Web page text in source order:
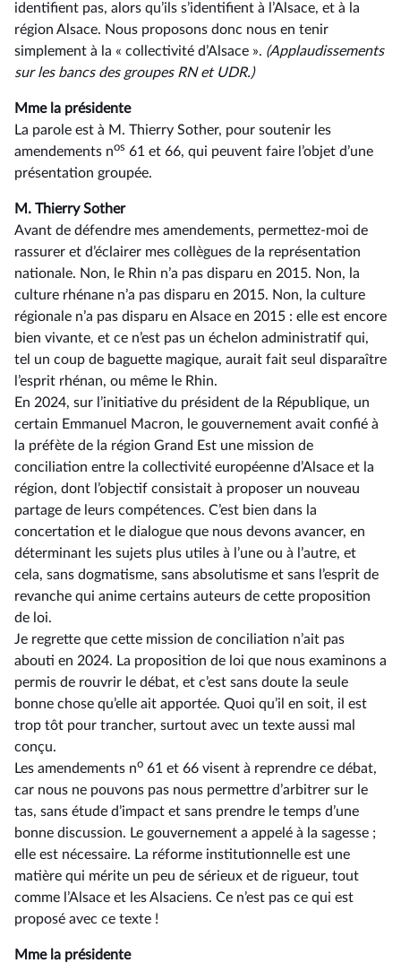
identifient pas, alors qu’ils s’identifient à l’Alsace, et à la
région Alsace. Nous proposons donc nous en tenir
simplement à la « collectivité d’Alsace ». (Applaudissements
sur les bancs des groupes RN et UDR.)
Mme la présidente
La parole est à M. Thierry Sother, pour soutenir les
amendements nos 61 et 66, qui peuvent faire l’objet d’une
présentation groupée.
M. Thierry Sother
Avant de défendre mes amendements, permettez-moi de
rassurer et d’éclairer mes collègues de la représentation
nationale. Non, le Rhin n’a pas disparu en 2015. Non, la
culture rhénane n’a pas disparu en 2015. Non, la culture
régionale n’a pas disparu en Alsace en 2015 : elle est encore
bien vivante, et ce n’est pas un échelon administratif qui,
tel un coup de baguette magique, aurait fait seul disparaître
l’esprit rhénan, ou même le Rhin.
En 2024, sur l’initiative du président de la République, un
certain Emmanuel Macron, le gouvernement avait confié à
la préfète de la région Grand Est une mission de
conciliation entre la collectivité européenne d’Alsace et la
région, dont l’objectif consistait à proposer un nouveau
partage de leurs compétences. C’est bien dans la
concertation et le dialogue que nous devons avancer, en
déterminant les sujets plus utiles à l’une ou à l’autre, et
cela, sans dogmatisme, sans absolutisme et sans l’esprit de
revanche qui anime certains auteurs de cette proposition
de loi.
Je regrette que cette mission de conciliation n’ait pas
abouti en 2024. La proposition de loi que nous examinons a
permis de rouvrir le débat, et c’est sans doute la seule
bonne chose qu’elle ait apportée. Quoi qu’il en soit, il est
trop tôt pour trancher, surtout avec un texte aussi mal
conçu.
Les amendements no 61 et 66 visent à reprendre ce débat,
car nous ne pouvons pas nous permettre d’arbitrer sur le
tas, sans étude d’impact et sans prendre le temps d’une
bonne discussion. Le gouvernement a appelé à la sagesse ;
elle est nécessaire. La réforme institutionnelle est une
matière qui mérite un peu de sérieux et de rigueur, tout
comme l’Alsace et les Alsaciens. Ce n’est pas ce qui est
proposé avec ce texte !
Mme la présidente